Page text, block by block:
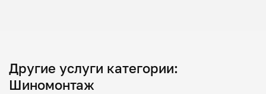
Другие услуги категории:
Шиномонтаж